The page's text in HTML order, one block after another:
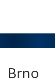
Brno